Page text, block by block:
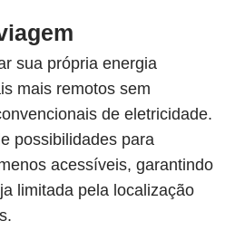
sua própria energia
mais remotos sem
de eletricidade.
possibilidades para
acessíveis, garantindo
limitada pela localização